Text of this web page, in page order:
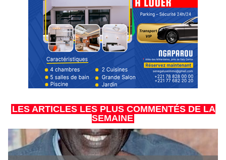
LES ARTICLES LES PLUS COMMENTÉS DE LA
SEMAINE